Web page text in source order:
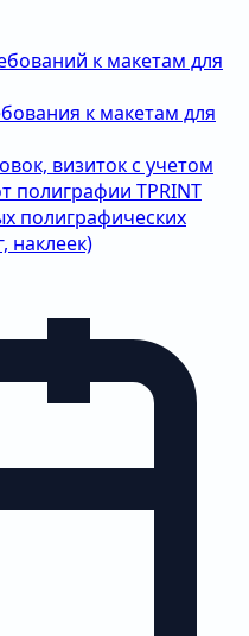
к макетам для
к макетам для
визиток с учетом
полиграфии TPRINT
полиграфических
наклеек)